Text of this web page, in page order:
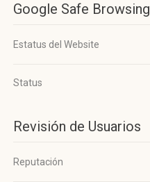
Google Safe Browsing
Estatus del Website
Status
Revisión de Usuarios
Reputación